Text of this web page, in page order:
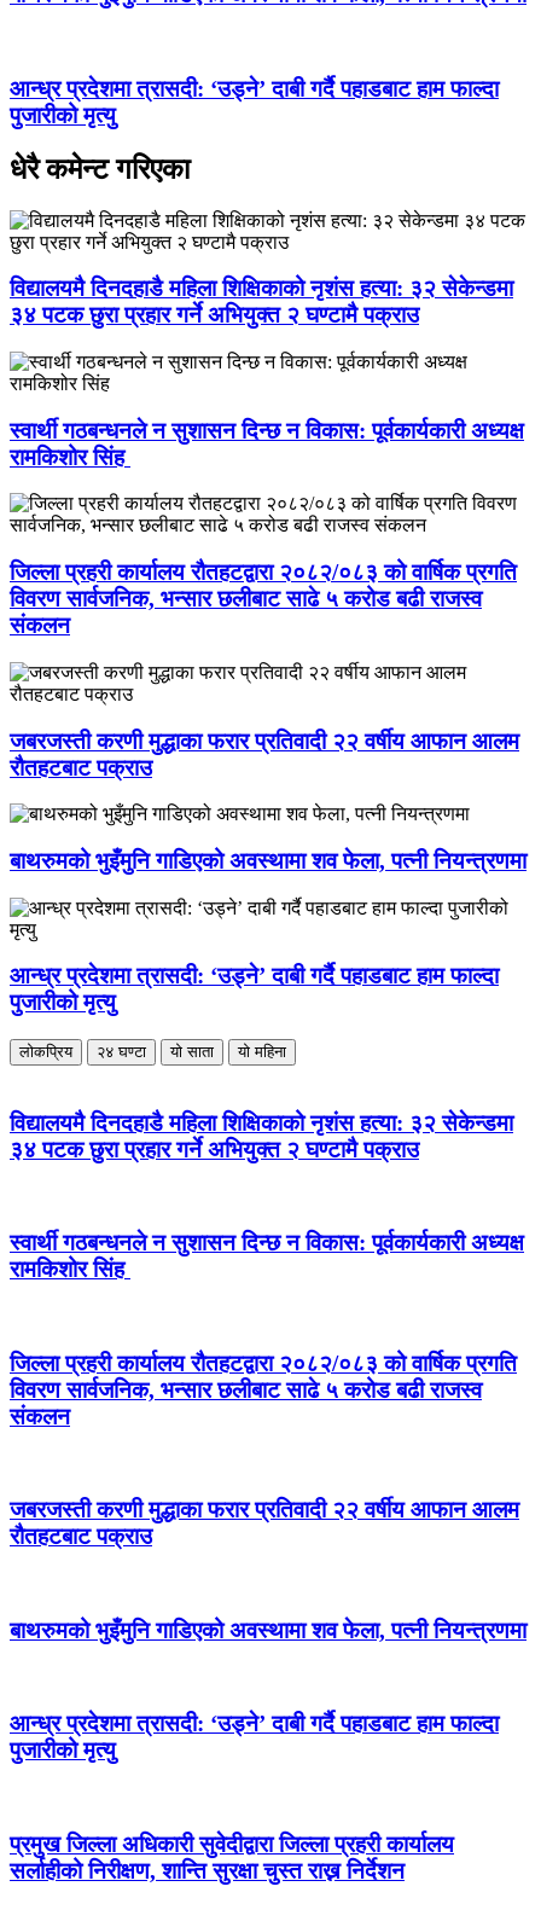
आन्ध्र प्रदेशमा त्रासदी: ‘उड्ने’ दाबी गर्दै पहाडबाट हाम फाल्दा
पुजारीको मृत्यु
धेरै कमेन्ट गरिएका
विद्यालयमै दिनदहाडै महिला शिक्षिकाको नृशंस हत्या: ३२ सेकेन्डमा
३४ पटक छुरा प्रहार गर्ने अभियुक्त २ घण्टामै पक्राउ
स्वार्थी गठबन्धनले न सुशासन दिन्छ न विकास: पूर्वकार्यकारी अध्यक्ष
रामकिशोर सिंह ​
जिल्ला प्रहरी कार्यालय रौतहटद्वारा २०८२/०८३ को वार्षिक प्रगति
विवरण सार्वजनिक, भन्सार छलीबाट साढे ५ करोड बढी राजस्व
संकलन
जबरजस्ती करणी मुद्धाका फरार प्रतिवादी २२ वर्षीय आफान आलम
रौतहटबाट पक्राउ
बाथरुमको भुइँमुनि गाडिएको अवस्थामा शव फेला, पत्नी नियन्त्रणमा
आन्ध्र प्रदेशमा त्रासदी: ‘उड्ने’ दाबी गर्दै पहाडबाट हाम फाल्दा
पुजारीको मृत्यु
लोकप्रिय २४ घण्टा यो साता यो महिना
विद्यालयमै दिनदहाडै महिला शिक्षिकाको नृशंस हत्या: ३२ सेकेन्डमा
३४ पटक छुरा प्रहार गर्ने अभियुक्त २ घण्टामै पक्राउ
स्वार्थी गठबन्धनले न सुशासन दिन्छ न विकास: पूर्वकार्यकारी अध्यक्ष
रामकिशोर सिंह ​
जिल्ला प्रहरी कार्यालय रौतहटद्वारा २०८२/०८३ को वार्षिक प्रगति
विवरण सार्वजनिक, भन्सार छलीबाट साढे ५ करोड बढी राजस्व
संकलन
जबरजस्ती करणी मुद्धाका फरार प्रतिवादी २२ वर्षीय आफान आलम
रौतहटबाट पक्राउ
बाथरुमको भुइँमुनि गाडिएको अवस्थामा शव फेला, पत्नी नियन्त्रणमा
आन्ध्र प्रदेशमा त्रासदी: ‘उड्ने’ दाबी गर्दै पहाडबाट हाम फाल्दा
पुजारीको मृत्यु
प्रमुख जिल्ला अधिकारी सुवेदीद्वारा जिल्ला प्रहरी कार्यालय
सर्लाहीको निरीक्षण, शान्ति सुरक्षा चुस्त राख्न निर्देशन